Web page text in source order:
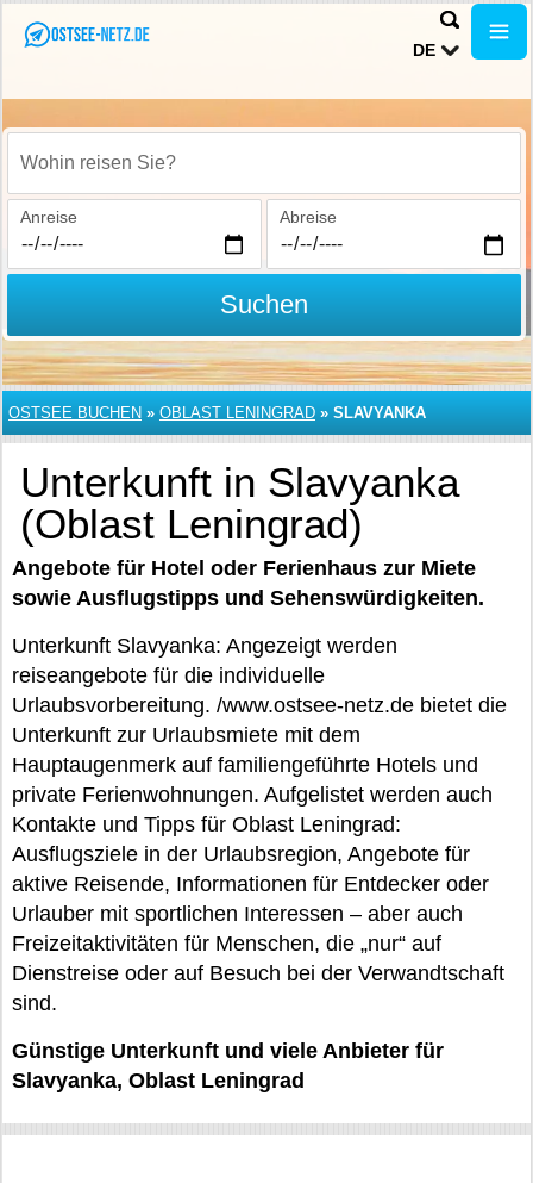
DE
Wohin reisen Sie?
Anreise Abreise
Suchen
OSTSEE BUCHEN » OBLAST LENINGRAD » SLAVYANKA
Unterkunft in Slavyanka
(Oblast Leningrad)
Angebote für Hotel oder Ferienhaus zur Miete
sowie Ausflugstipps und Sehenswürdigkeiten.
Unterkunft Slavyanka: Angezeigt werden
reiseangebote für die individuelle
Urlaubsvorbereitung. /www.ostsee-netz.de bietet die
Unterkunft zur Urlaubsmiete mit dem
Hauptaugenmerk auf familiengeführte Hotels und
private Ferienwohnungen. Aufgelistet werden auch
Kontakte und Tipps für Oblast Leningrad:
Ausflugsziele in der Urlaubsregion, Angebote für
aktive Reisende, Informationen für Entdecker oder
Urlauber mit sportlichen Interessen – aber auch
Freizeitaktivitäten für Menschen, die „nur“ auf
Dienstreise oder auf Besuch bei der Verwandtschaft
sind.
Günstige Unterkunft und viele Anbieter für
Slavyanka, Oblast Leningrad